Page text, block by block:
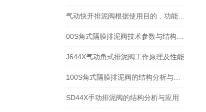
J644X气动角式排泥阀工作原理及性能
SD44X手动排泥阀的结构分析与应用